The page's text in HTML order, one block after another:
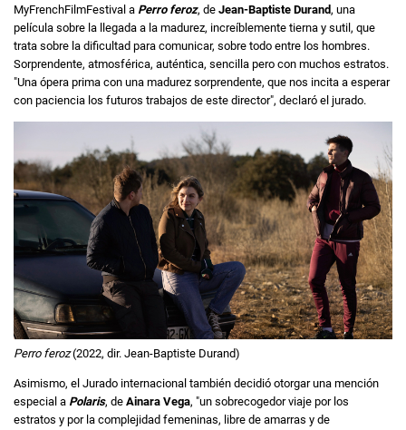
MyFrenchFilmFestival a Perro feroz, de Jean-Baptiste Durand, una
película sobre la llegada a la madurez, increíblemente tierna y sutil, que
trata sobre la dificultad para comunicar, sobre todo entre los hombres.
Sorprendente, atmosférica, auténtica, sencilla pero con muchos estratos.
"Una ópera prima con una madurez sorprendente, que nos incita a esperar
con paciencia los futuros trabajos de este director", declaró el jurado.
Perro feroz(2022, dir. Jean-Baptiste Durand)
Asimismo, el Jurado internacional también decidió otorgar una mención
especial a Polaris, de Ainara Vega, "un sobrecogedor viaje por los
estratos y por la complejidad femeninas, libre de amarras y de